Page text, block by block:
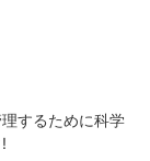
するために科学